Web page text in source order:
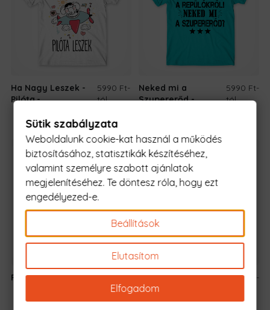
Ha Nagy Leszek -
Pilóta
5990 Ft-
tól
Neked mi a
Szupererőd -
5990 Ft-
tól
Pilóta Apa 5990 Ft-tól
Repülésre
Születtem -
Repülő
5990 Ft -
Sütik szabályzata
Weboldalunk cookie-kat használ a működés
biztosításához, statisztikák készítéséhez,
valamint személyre szabott ajánlatok
megjelenítéséhez. Te döntesz róla, hogy ezt
engedélyezed-e.
Beállítások
Elutasítom
Elfogadom